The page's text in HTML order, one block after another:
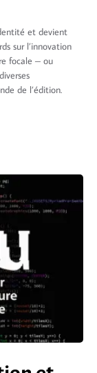
et devient
sur l’innovation
focale – ou
de l’édition.